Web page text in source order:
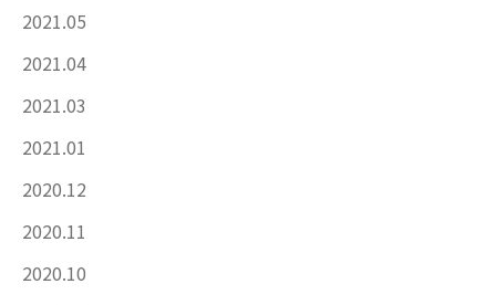
2021.05
2021.04
2021.03
2021.01
2020.12
2020.11
2020.10